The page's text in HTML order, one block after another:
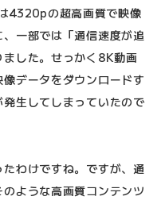
4320pの超高画質で映像
一部では「通信速度が追
した。せっかく8K動画
データをダウンロードす
生してしまっていたので
わけですね。ですが、通
ような高画質コンテンツ